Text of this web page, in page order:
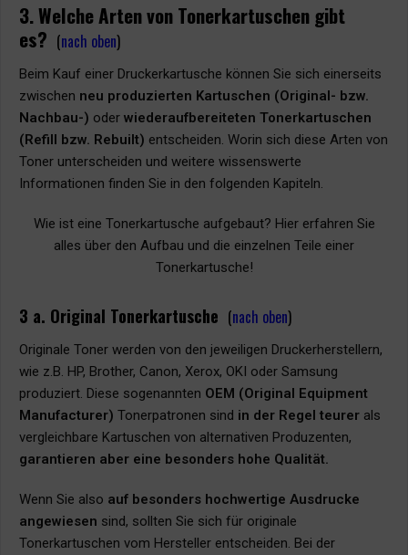
3. Welche Arten von Tonerkartuschen gibt
es? (nach oben)
Beim Kauf einer Druckerkartusche können Sie sich einerseits
zwischen neu produzierten Kartuschen (Original- bzw.
Nachbau-) oder wiederaufbereiteten Tonerkartuschen
(Refill bzw. Rebuilt) entscheiden. Worin sich diese Arten von
Toner unterscheiden und weitere wissenswerte
Informationen finden Sie in den folgenden Kapiteln.
Wie ist eine Tonerkartusche aufgebaut? Hier erfahren Sie
alles über den Aufbau und die einzelnen Teile einer
Tonerkartusche!
3 a. Original Tonerkartusche (nach oben)
Originale Toner werden von den jeweiligen Druckerherstellern,
wie z.B. HP, Brother, Canon, Xerox, OKI oder Samsung
produziert. Diese sogenannten OEM (Original Equipment
Manufacturer) Tonerpatronen sind in der Regel teurer als
vergleichbare Kartuschen von alternativen Produzenten,
garantieren aber eine besonders hohe Qualität.
Wenn Sie also auf besonders hochwertige Ausdrucke
angewiesen sind, sollten Sie sich für originale
Tonerkartuschen vom Hersteller entscheiden. Bei der